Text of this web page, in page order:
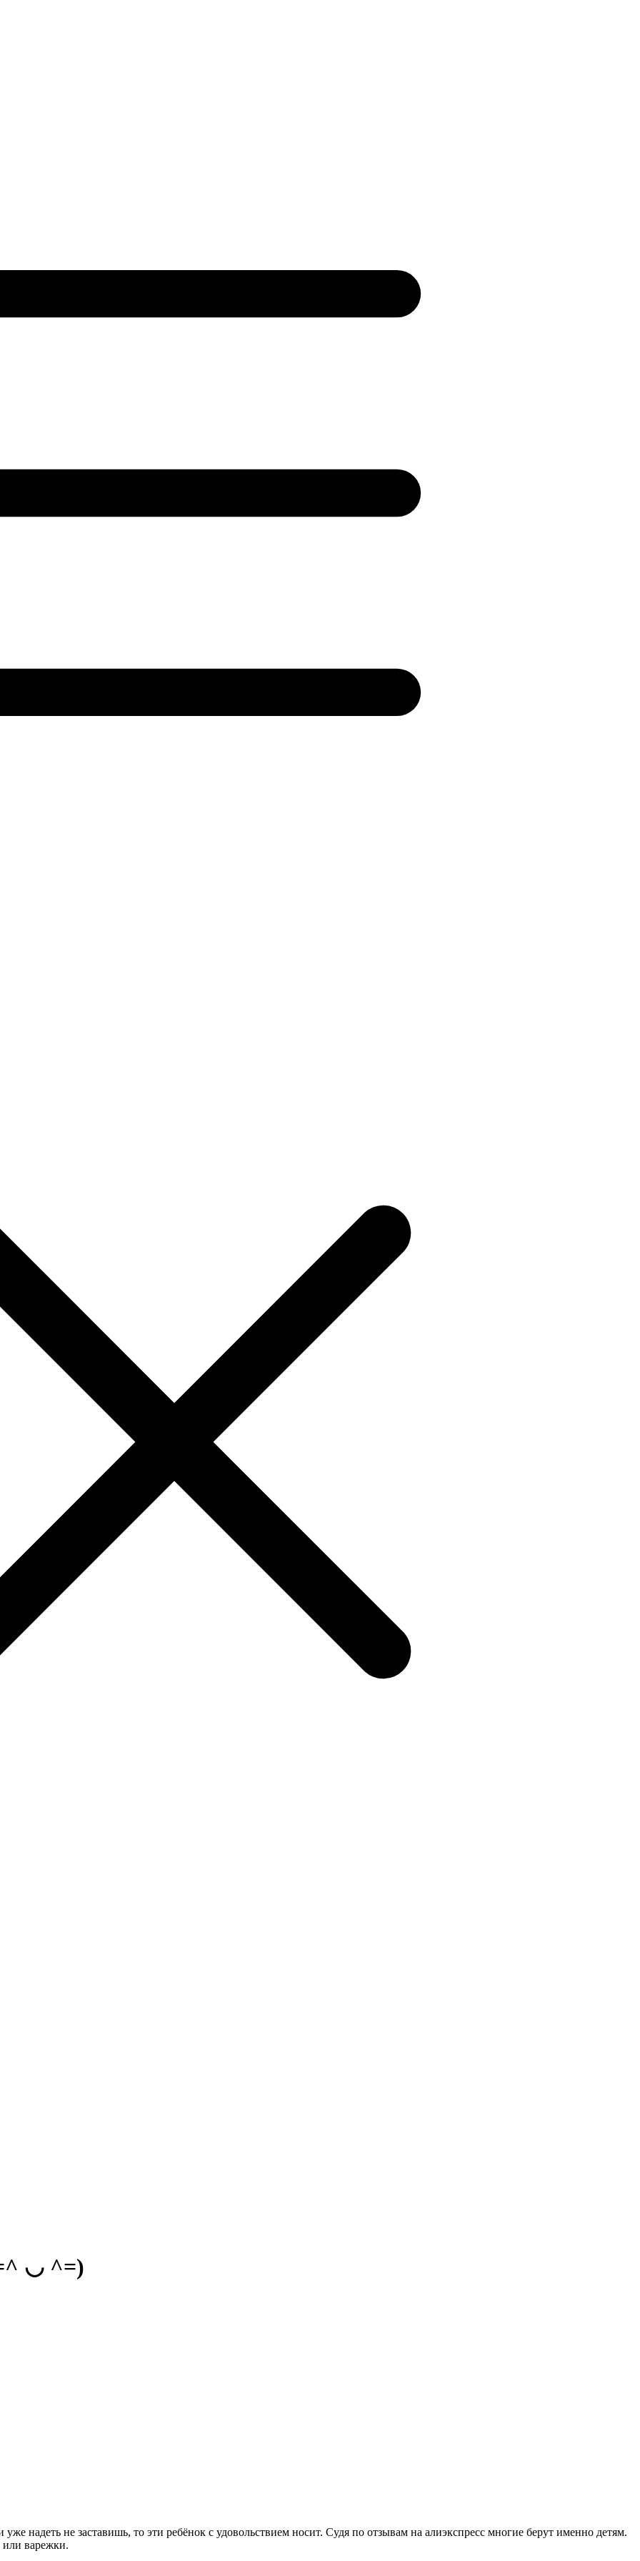
◡ ^=)
надеть не заставишь, то эти ребёнок с удовольствием носит. Судя по отзывам на алиэкспресс многие берут именно детям.
варежки.